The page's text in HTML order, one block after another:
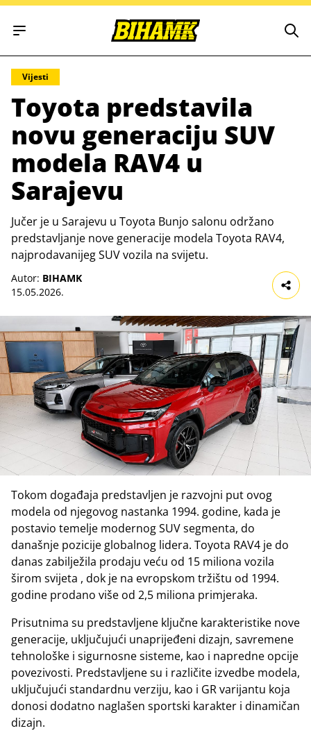
Open main menu
Vijesti
Toyota predstavila
novu generaciju SUV
modela RAV4 u
Sarajevu
Jučer je u Sarajevu u Toyota Bunjo salonu održano
predstavljanje nove generacije modela Toyota RAV4,
najprodavanijeg SUV vozila na svijetu.
Autor: BIHAMK
15.05.2026.
Tokom događaja predstavljen je razvojni put ovog
modela od njegovog nastanka 1994. godine, kada je
postavio temelje modernog SUV segmenta, do
današnje pozicije globalnog lidera. Toyota RAV4 je do
danas zabilježila prodaju veću od 15 miliona vozila
širom svijeta , dok je na evropskom tržištu od 1994.
godine prodano više od 2,5 miliona primjeraka.
Prisutnima su predstavljene ključne karakteristike nove
generacije, uključujući unaprijeđeni dizajn, savremene
tehnološke i sigurnosne sisteme, kao i napredne opcije
povezivosti. Predstavljene su i različite izvedbe modela,
uključujući standardnu verziju, kao i GR varijantu koja
donosi dodatno naglašen sportski karakter i dinamičan
dizajn.